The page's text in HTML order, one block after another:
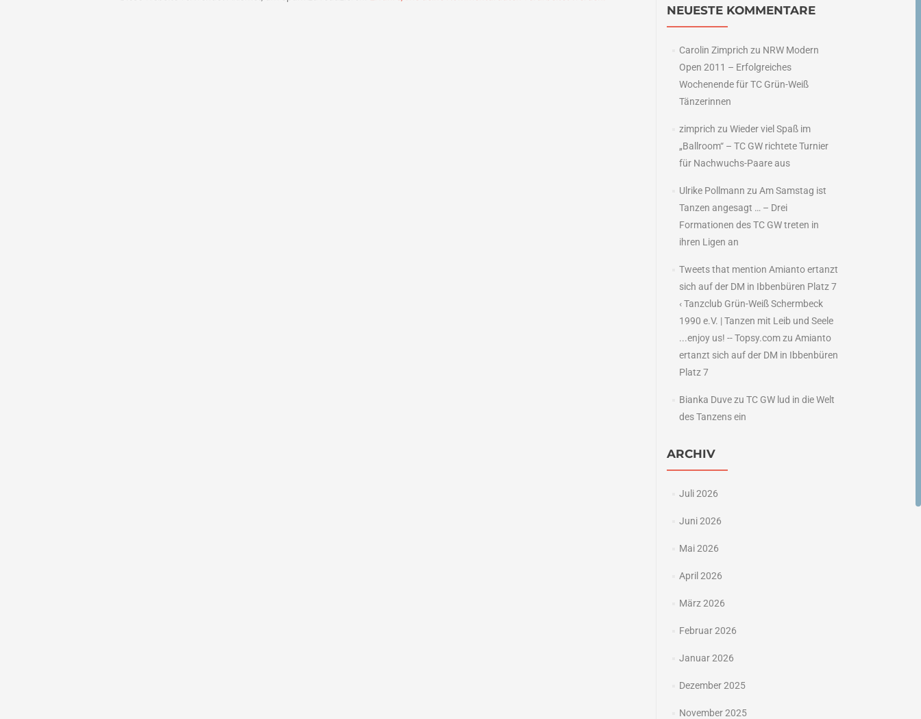
NEUESTE KOMMENTARE
Carolin Zimprich zu NRW Modern
Open 2011 – Erfolgreiches
Wochenende für TC Grün-Weiß
Tänzerinnen
zimprich zu Wieder viel Spaß im
„Ballroom“ – TC GW richtete Turnier
für Nachwuchs-Paare aus
Ulrike Pollmann zu Am Samstag ist
Tanzen angesagt … – Drei
Formationen des TC GW treten in
ihren Ligen an
Tweets that mention Amianto ertanzt
sich auf der DM in Ibbenbüren Platz 7
‹ Tanzclub Grün-Weiß Schermbeck
1990 e.V. | Tanzen mit Leib und Seele
...enjoy us! -- Topsy.comzu Amianto
ertanzt sich auf der DM in Ibbenbüren
Platz 7
Bianka Duvezu TC GW lud in die Welt
des Tanzens ein
ARCHIV
Juli 2026
Juni 2026
Mai 2026
April 2026
März 2026
Februar 2026
Januar 2026
Dezember 2025
November 2025